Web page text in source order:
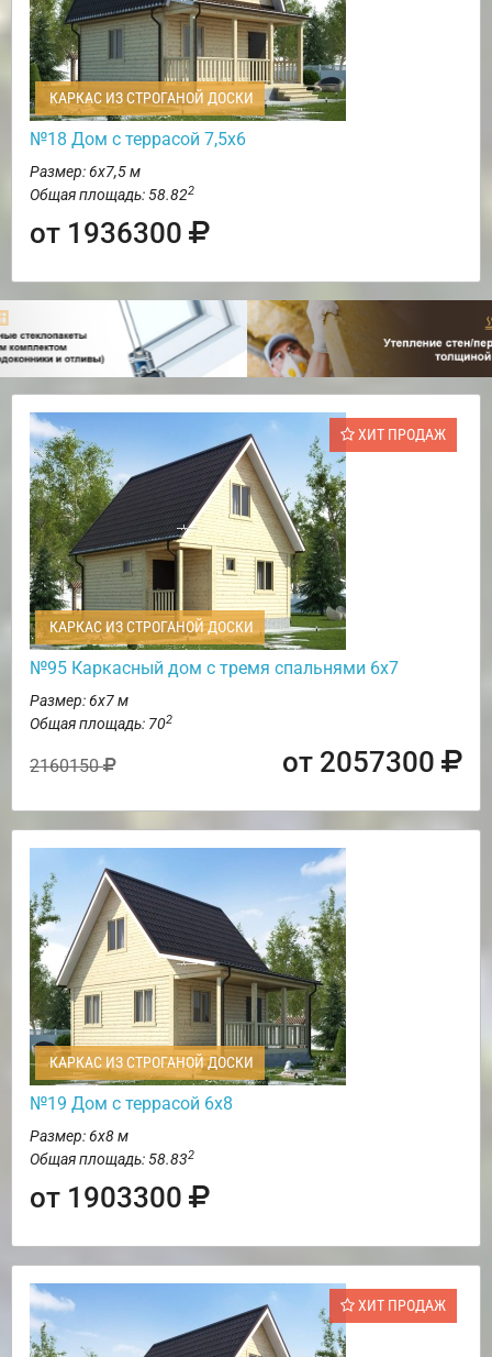
КАРКАС ИЗ СТРОГАНОЙ ДОСКИ
№18 Дом с террасой 7,5х6
Размер: 6х7,5 м
Общая площадь: 58.822
от 1936300
ХИТ ПРОДАЖ
КАРКАС ИЗ СТРОГАНОЙ ДОСКИ
№95 Каркасный дом с тремя спальнями 6х7
Размер: 6х7 м
Общая площадь: 702
2160150 от 2057300
КАРКАС ИЗ СТРОГАНОЙ ДОСКИ
№19 Дом с террасой 6х8
Размер: 6х8 м
Общая площадь: 58.832
от 1903300
ХИТ ПРОДАЖ